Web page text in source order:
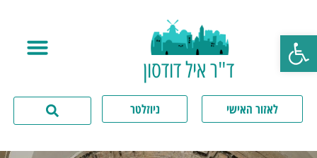
פתח סרגל נגישות
ד"ר איל דודסון
לאזור האישי ניוזלטר